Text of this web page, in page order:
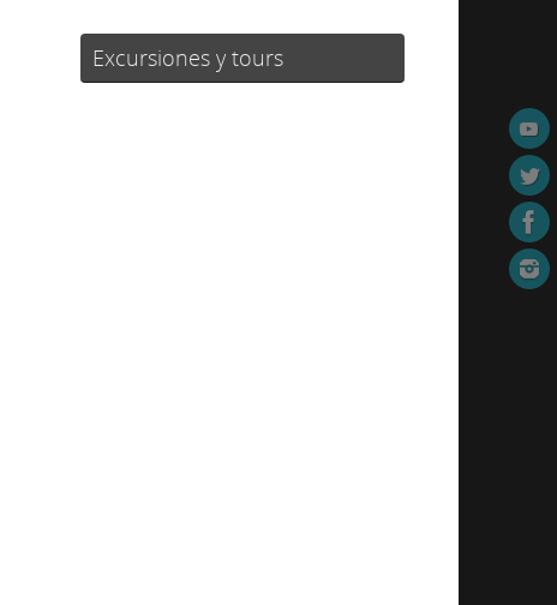
Excursiones y tours